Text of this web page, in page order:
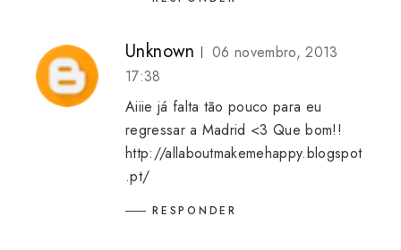
Unknown
06 novembro, 2013
17:38
Aiiie já falta tão pouco para eu
regressar a Madrid <3 Que bom!!
http://allaboutmakemehappy.blogspot
.pt/
RESPONDER